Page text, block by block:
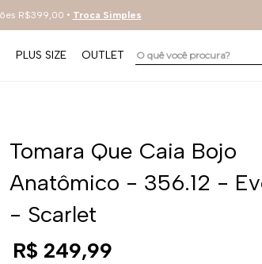
R$399,00 • Troca Simples
PLUS SIZE OUTLET O quê você procura?
Tomara Que Caia Bojo
Anatômico - 356.12 -
- Scarlet
R$ 249,99